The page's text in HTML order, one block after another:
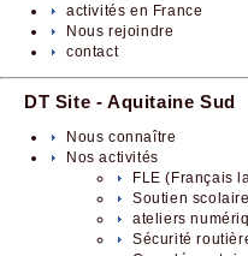
activités en France
Nous rejoindre
contact
DT Site - Aquitaine Sud
Nous connaître
Nos activités
FLE (Français
Soutien
ateliers
Sécurité